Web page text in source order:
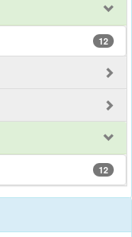
12
12